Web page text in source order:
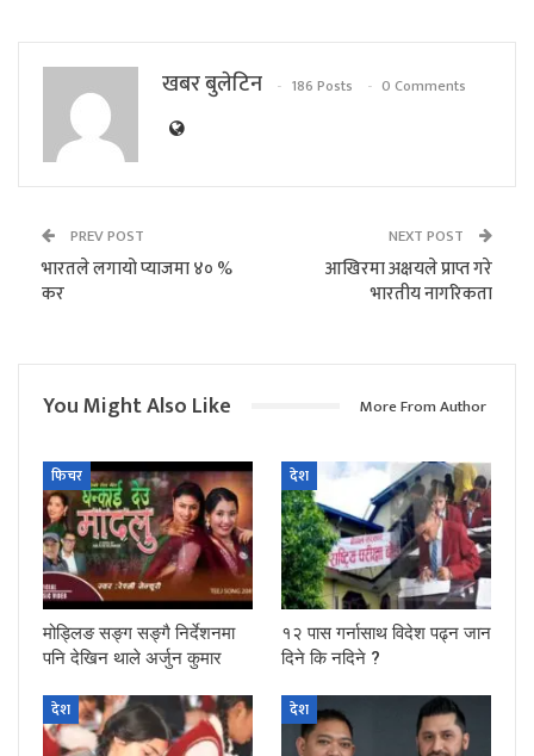
खबर बुलेटिन 186 Posts 0 Comments
PREV POST
भारतले लगायो प्याजमा ४० %
कर
NEXT POST
आखिरमा अक्षयले प्राप्त गरे
भारतीय नागरिकता
You Might Also Like More From Author
फिचर
मोड्लिङ सङ्ग सङ्गै निर्देशनमा
पनि देखिन थाले अर्जुन कुमार
देश
१२ पास गर्नासाथ विदेश पढ्न जान
दिने कि नदिने ?
देश देश